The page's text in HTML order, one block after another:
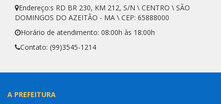
Endereço:s RD BR 230, KM 212, S/N \ CENTRO \ SÃO
DOMINGOS DO AZEITÃO - MA \ CEP: 65888000
Horário de atendimento: 08:00h às 18:00h
Contato: (99)3545-1214
A PREFEITURA